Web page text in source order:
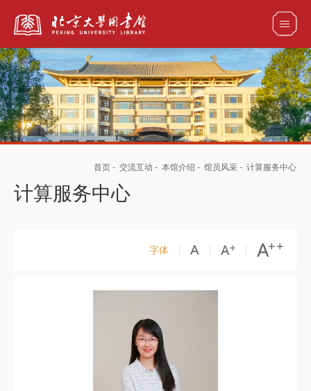
全部资源
首页 - 交流互动 - 本馆介绍 - 馆员风采 - 计算服务中心
计算服务中心
字体